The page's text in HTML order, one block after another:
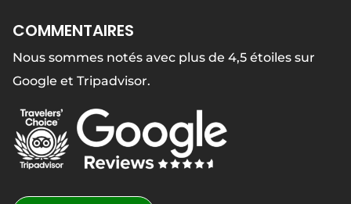
COMMENTAIRES
Nous sommes notés avec plus de 4,5 étoiles sur
Google et Tripadvisor.